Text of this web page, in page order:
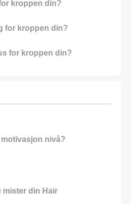
kroppen din?
for kroppen din?
for kroppen din?
nivå?
mister din Hair